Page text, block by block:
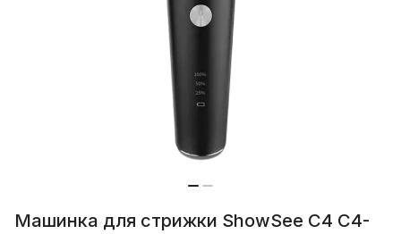
Машинка для стрижки ShowSee C4 C4-